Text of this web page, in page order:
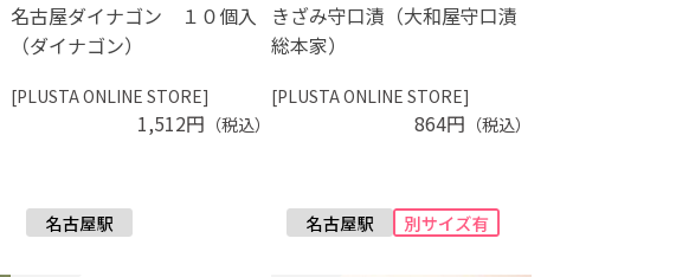
名古屋ダイナゴン １０個入
（ダイナゴン）
[PLUSTA ONLINE STORE]
1,512円 （税込）
きざみ守口漬（大和屋守口漬
総本家）
[PLUSTA ONLINE STORE]
864円 （税込）